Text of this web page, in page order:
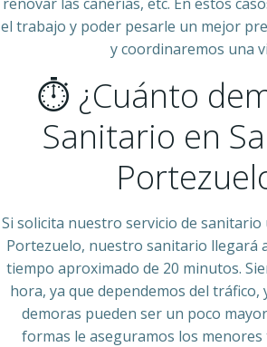
el trabajo y poder pesarle un mejor
y coordinaremos una
⏱ ¿Cuánto
Sanitario en
Si solicita nuestro servicio de sanitario
Portezuelo, nuestro sanitario llegará
tiempo aproximado de 20 minutos.
hora, ya que dependemos del tráfico,
demoras pueden ser un poco
formas le aseguramos los